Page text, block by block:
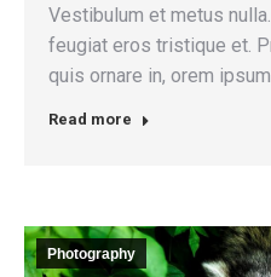
Vestibulum et metus
feugiat eros tristique et.
quis ornare in, orem
Read more
Photography